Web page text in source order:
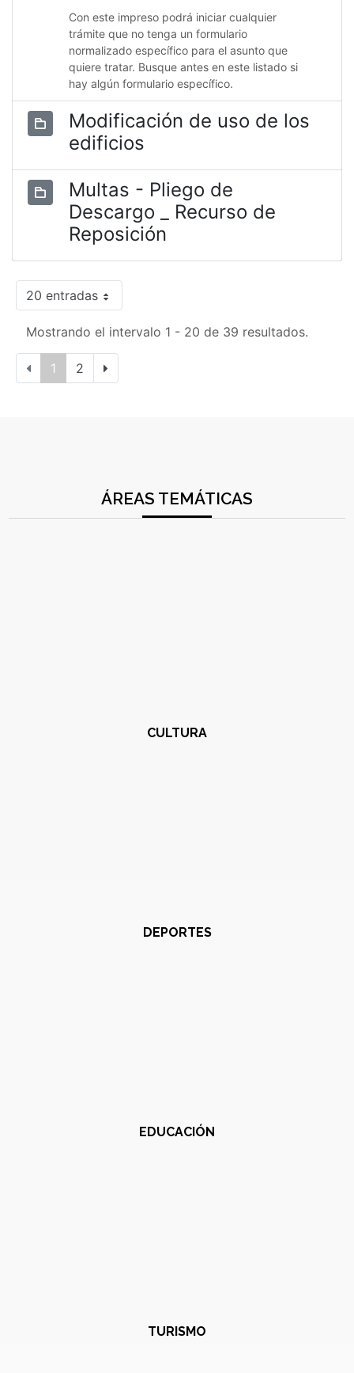
Con este impreso podrá iniciar cualquier
trámite que no tenga un formulario
normalizado específico para el asunto que
quiere tratar. Busque antes en este listado si
hay algún formulario específico.
Modificación de uso de los
edificios
Multas - Pliego de
Descargo _ Recurso de
Reposición
20 entradas
Mostrando el intervalo 1 - 20 de 39 resultados.
1 2
ÁREAS TEMÁTICAS
CULTURA
DEPORTES
EDUCACIÓN
TURISMO